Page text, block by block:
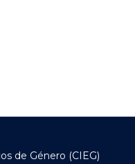
de Género (CIEG)